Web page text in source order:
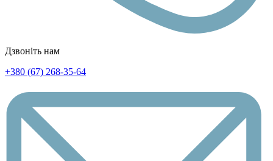
Дзвоніть нам
+380 (67) 268-35-64